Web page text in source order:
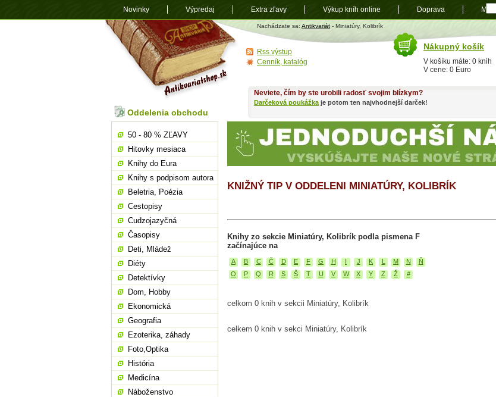
Antikvariát
shop.sk
Nachádzate sa: Antikvariát - Miniatúry, Kolibrík
KNIŽNÝ TIP V ODDELENI MINIATÚRY, KOLIBRÍK
Knihy zo sekcie Miniatúry, Kolibrík podla pismena F
začínajúce na
A B C Č D E F G H I J K L M N
Ň
O
P Q R S Š T U V W X Y Z Ž #
celkom 0 knih v sekcii Miniatúry, Kolibrík
celkem 0 knih v sekci Miniatúry, Kolibrík
Neviete, čím by ste urobili radosť svojim blízkym?
Darčeková poukážka je potom ten najvhodnejší darček!
Oddelenia obchodu
50 - 80 % ZĽAVY
Hitovky mesiaca
Knihy do Eura
Knihy s podpisom autora
Beletria, Poézia
Cestopisy
Cudzojazyčná
Časopisy
Deti, Mládež
Diéty
Detektívky
Dom, Hobby
Ekonomická
Geografia
Ezoterika, záhady
Foto,Optika
História
Medicína
Náboženstvo
Nákupný košík
V košíku máte: 0 knih
V cene: 0 Euro
Rss výstup
Cenník, katalóg
Novinky Výpredaj Extra zľavy Výkup kníh online Doprava Mapa